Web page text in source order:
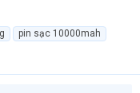
pin sạc 10000mah